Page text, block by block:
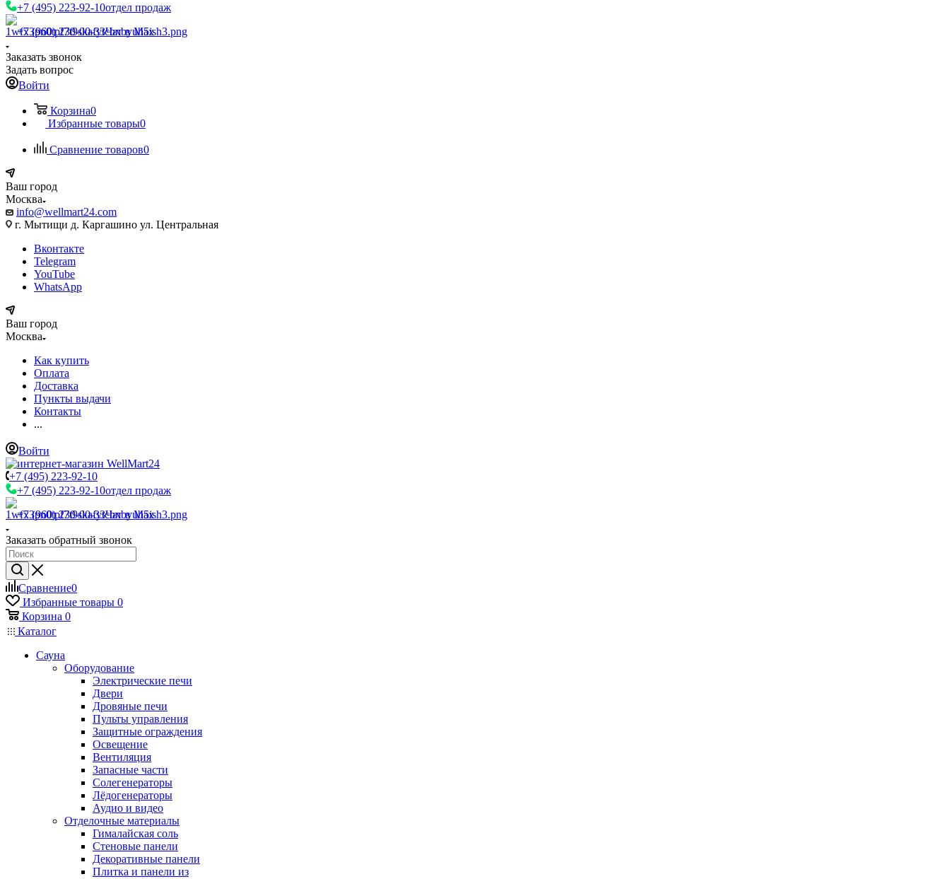
+7 (495) 223-92-10отдел продаж
+7 (960) 230-00-33Чат в Max
Заказать звонок
Задать вопрос
Войти
Корзина0
Избранные товары0
Сравнение товаров0
Ваш город
Москва
info@wellmart24.com
г. Мытищи д. Каргашино ул. Центральная
Вконтакте
Telegram
YouTube
WhatsApp
Ваш город
Москва
Как купить
Оплата
Доставка
Пункты выдачи
Контакты
...
Войти
+7 (495) 223-92-10
+7 (495) 223-92-10отдел продаж
+7 (960) 230-00-33Чат в Max
Заказать обратный звонок
Сравнение0
Избранные товары 0
Корзина 0
Каталог
Сауна
Оборудование
Электрические печи
Двери
Дровяные печи
Пульты управления
Защитные ограждения
Освещение
Вентиляция
Запасные части
Солегенераторы
Лёдогенераторы
Аудио и видео
Отделочные материалы
Гималайская соль
Стеновые панели
Декоративные панели
Плитка и панели из